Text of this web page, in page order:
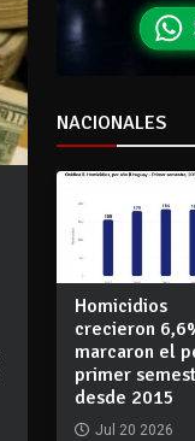
NACIONALES
Homicidios
crecieron
marcaron el
primer
desde 2015
Jul 20 2026